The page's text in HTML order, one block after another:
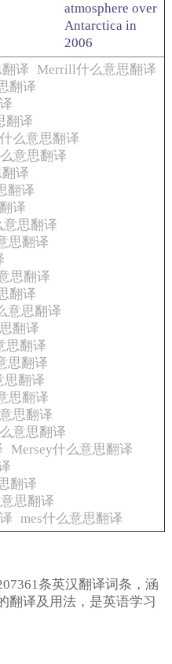
atmosphere over
Antarctica in
2006
译
Merrill什么意思翻译
翻译
翻译
么意思翻译
意思翻译
译
翻译
译
意思翻译
思翻译
思翻译
翻译
意思翻译
翻译
思翻译
思翻译
思翻译
思翻译
思翻译
意思翻译
Mersey什么意思翻译
翻译
思翻译
mes什么意思翻译
条英汉翻译词条，涵
翻译及用法，是英语学习